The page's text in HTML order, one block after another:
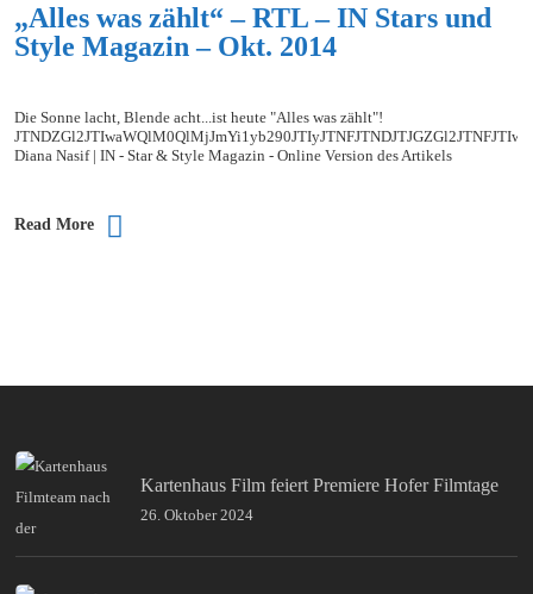
„Alles was zählt“ – RTL – IN Stars und
Style Magazin – Okt. 2014
Die Sonne lacht, Blende acht...ist heute "Alles was zählt"!
Diana Nasif | IN - Star & Style Magazin - Online Version des Artikels
Read More
Kartenhaus Film feiert Premiere Hofer Filmtage
26. Oktober 2024